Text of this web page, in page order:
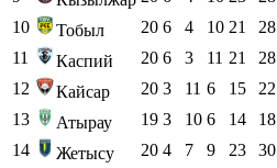
10
Тобыл 20 6 4 10 21 28
11
Каспий 20 6 3 11 21 28
12
Кайсар 20 3 11 6 15 22
13
Атырау 19 3 10 6 14 18
14
Жетысу 20 4 7 9 23 30